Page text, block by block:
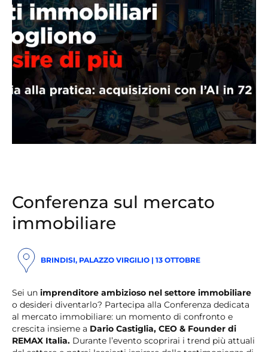
Conferenza sul mercato
immobiliare
BRINDISI, PALAZZO VIRGILIO | 13 OTTOBRE
Sei un imprenditore ambizioso nel settore immobiliare
o desideri diventarlo? Partecipa alla Conferenza dedicata
al mercato immobiliare: un momento di confronto e
crescita insieme a Dario Castiglia, CEO & Founder di
REMAX Italia. Durante l’evento scoprirai i trend più attuali